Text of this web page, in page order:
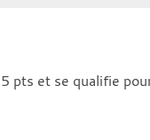
pts et se qualifie